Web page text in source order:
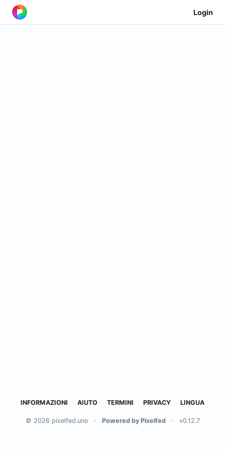
Login
INFORMAZIONI AIUTO TERMINI PRIVACY LINGUA
© 2026 pixelfed.uno · Powered by Pixelfed · v0.12.7